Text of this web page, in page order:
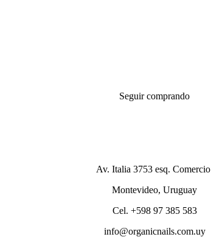
Seguir comprando
Av. Italia 3753 esq. Comercio
Montevideo, Uruguay
Cel. +598 97 385 583
info@organicnails.com.uy